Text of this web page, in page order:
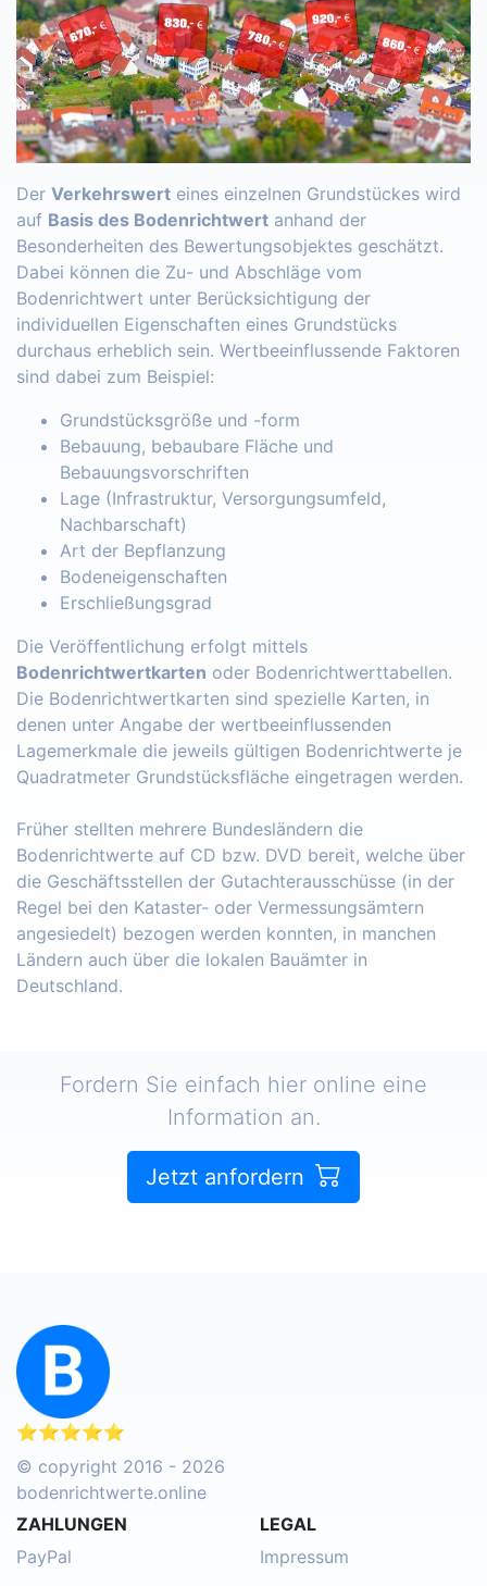
Der Verkehrswert eines einzelnen Grundstückes wird
auf Basis des Bodenrichtwert anhand der
Besonderheiten des Bewertungsobjektes geschätzt.
Dabei können die Zu- und Abschläge vom
Bodenrichtwert unter Berücksichtigung der
individuellen Eigenschaften eines Grundstücks
durchaus erheblich sein. Wertbeeinflussende Faktoren
sind dabei zum Beispiel:
Grundstücksgröße und -form
Bebauung, bebaubare Fläche und
Bebauungsvorschriften
Lage (Infrastruktur, Versorgungsumfeld,
Nachbarschaft)
Art der Bepflanzung
Bodeneigenschaften
Erschließungsgrad
Die Veröffentlichung erfolgt mittels
Bodenrichtwertkarten oder Bodenrichtwerttabellen.
Die Bodenrichtwertkarten sind spezielle Karten, in
denen unter Angabe der wertbeeinflussenden
Lagemerkmale die jeweils gültigen Bodenrichtwerte je
Quadratmeter Grundstücksfläche eingetragen werden.
Früher stellten mehrere Bundesländern die
Bodenrichtwerte auf CD bzw. DVD bereit, welche über
die Geschäftsstellen der Gutachterausschüsse (in der
Regel bei den Kataster- oder Vermessungsämtern
angesiedelt) bezogen werden konnten, in manchen
Ländern auch über die lokalen Bauämter in
Deutschland.
Fordern Sie einfach hier online eine
Information an.
Jetzt anfordern
⭐⭐⭐⭐⭐
© copyright 2016 - 2026
bodenrichtwerte.online
ZAHLUNGEN
PayPal
LEGAL
Impressum